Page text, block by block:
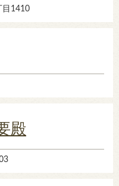
目1410
殿